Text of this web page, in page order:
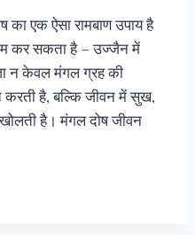
का एक ऐसा रामबाण उपाय है
कर सकता है – उज्जैन में
न केवल मंगल ग्रह की
है, बल्कि जीवन में सुख,
खोलती है। मंगल दोष जीवन